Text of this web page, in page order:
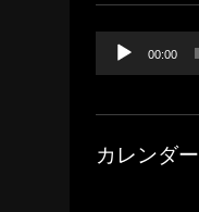
声
ー
00:00
カレンダー